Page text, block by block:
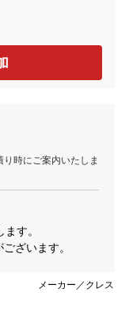
メーカー／クレス
時にご案内いたしま
す。
ざいます。